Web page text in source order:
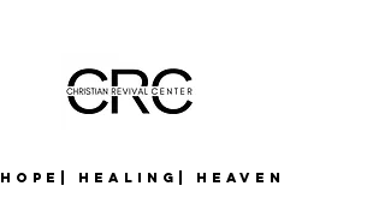
Hope| Healing| Heaven